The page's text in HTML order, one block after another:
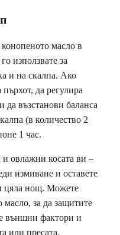
конопеното масло в
използвате за
и на скалпа. Ако
пърхот, да регулира
да възстанови баланса
(в количество 2
1 час.
и овлажни косата ви –
измиване и оставете
цяла нощ. Можете
масло, за да защитите
външни фактори и
или пресата.